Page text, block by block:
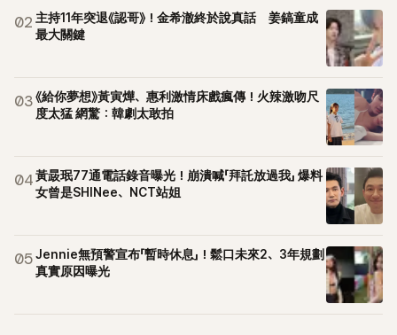
02 主持11年突退《認哥》！金希澈終於說真話 姜鎬童成
最大關鍵
03《給你夢想》黃寅燁、惠利激情床戲瘋傳！火辣激吻尺
度太猛 網驚：韓劇太敢拍
04黃晸珉77通電話錄音曝光！崩潰喊「拜託放過我」 爆料
女曾是SHINee、NCT站姐
05Jennie無預警宣布「暫時休息」！鬆口未來2、3年規劃
真實原因曝光